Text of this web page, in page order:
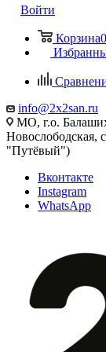
Войти
Корзина0
info@2x2san.ru
МО, г.о.
Новослободская,
"Путёвый")
Вконтакте
Instagram
WhatsApp